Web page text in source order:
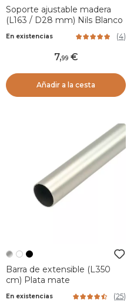
Soporte ajustable madera
(L163 / D28 mm) Nils Blanco
En existencias (4)
7,99
Añadir a la cesta
Barra de extensible (L350
cm) Plata mate
En existencias (25)